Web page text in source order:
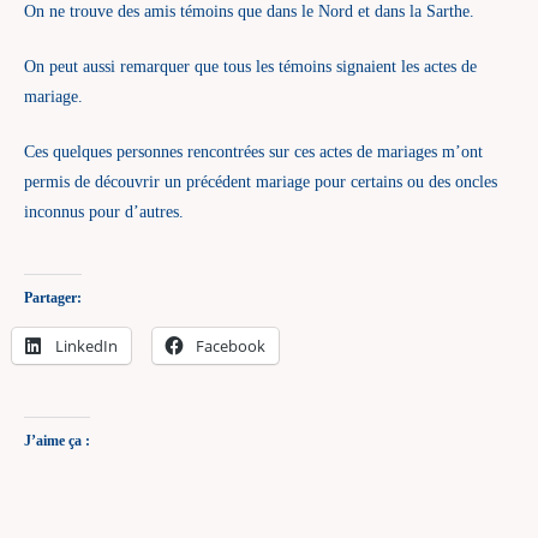
On ne trouve des amis témoins que dans le Nord et dans la Sarthe.
On peut aussi remarquer que tous les témoins signaient les actes de
mariage.
Ces quelques personnes rencontrées sur ces actes de mariages m’ont
permis de découvrir un précédent mariage pour certains ou des oncles
inconnus pour d’autres.
Partager:
LinkedIn Facebook
J’aime ça :